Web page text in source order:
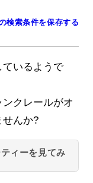
検索条件を保存する
いるようで
クレールがオ
せんか?
ィーを見てみ